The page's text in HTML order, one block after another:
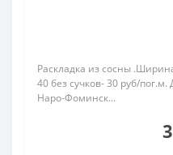
Раскладка из сосны
40 без сучков- 30 руб/пог.м.
Наро-Фоминск...